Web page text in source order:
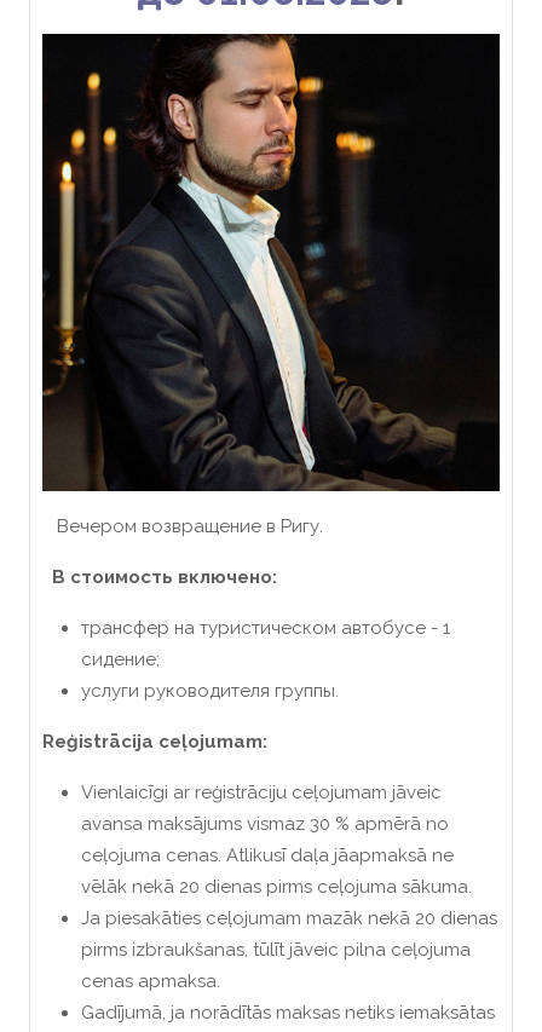
Вечером возвращение в Ригу.
В стоимость включено:
трансфер на туристическом автобусе - 1
сидение;
услуги руководителя группы.
Reģistrācija ceļojumam:
Vienlaicīgi ar reģistrāciju ceļojumam jāveic
avansa maksājums vismaz 30 % apmērā no
ceļojuma cenas. Atlikusī daļa jāapmaksā ne
vēlāk nekā 20 dienas pirms ceļojuma sākuma.
Ja piesakāties ceļojumam mazāk nekā 20 dienas
pirms izbraukšanas, tūlīt jāveic pilna ceļojuma
cenas apmaksa.
Gadījumā, ja norādītās maksas netiks iemaksātas